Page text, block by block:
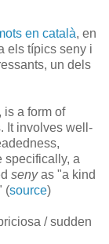
en català, en
els típics seny i
un dels
is a form of
It involves well-
specifically, a
senyas "a kind
(source)
/ sudden